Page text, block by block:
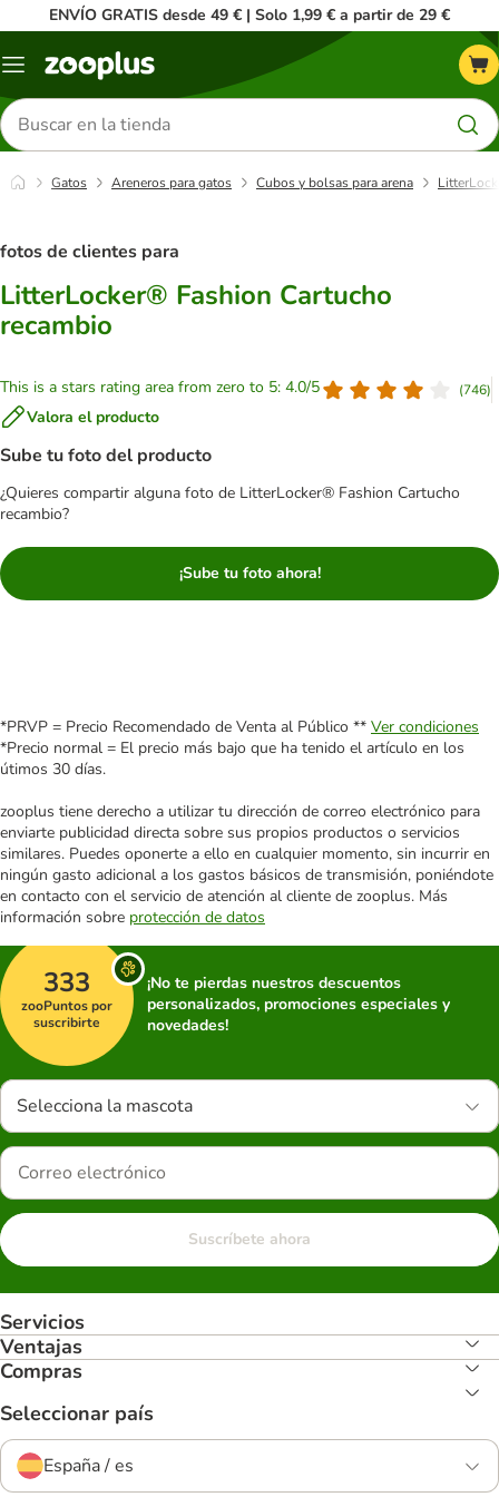
ENVÍO GRATIS desde 49 € | Solo 1,99 € a partir de 29 €
Menú
Buscar
productos
Gatos Areneros para gatos Cubos y bolsas para arena
fotos de clientes para
LitterLocker® Fashion Cartucho
recambio
This is a stars rating area from zero to 5: 4.0/5 (746)
Valora el producto
Sube tu foto del producto
¿Quieres compartir alguna foto de LitterLocker® Fashion Cartucho
recambio?
¡Sube tu foto ahora!
*PRVP = Precio Recomendado de Venta al Público ** Ver condiciones
*Precio normal = El precio más bajo que ha tenido el artículo en los
útimos 30 días.
zooplus tiene derecho a utilizar tu dirección de correo electrónico para
enviarte publicidad directa sobre sus propios productos o servicios
similares. Puedes oponerte a ello en cualquier momento, sin incurrir en
ningún gasto adicional a los gastos básicos de transmisión, poniéndote
en contacto con el servicio de atención al cliente de zooplus. Más
información sobre protección de datos
333
zooPuntos por
suscribirte
¡No te pierdas nuestros descuentos
personalizados, promociones especiales y
novedades!
Selecciona la mascota
Suscríbete ahora
Servicios
Ventajas
Compras
Seleccionar país
España / es